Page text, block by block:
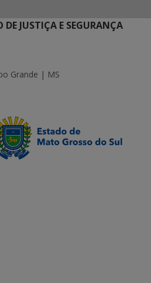
DE JUSTIÇA E SEGURANÇA
Grande | MS